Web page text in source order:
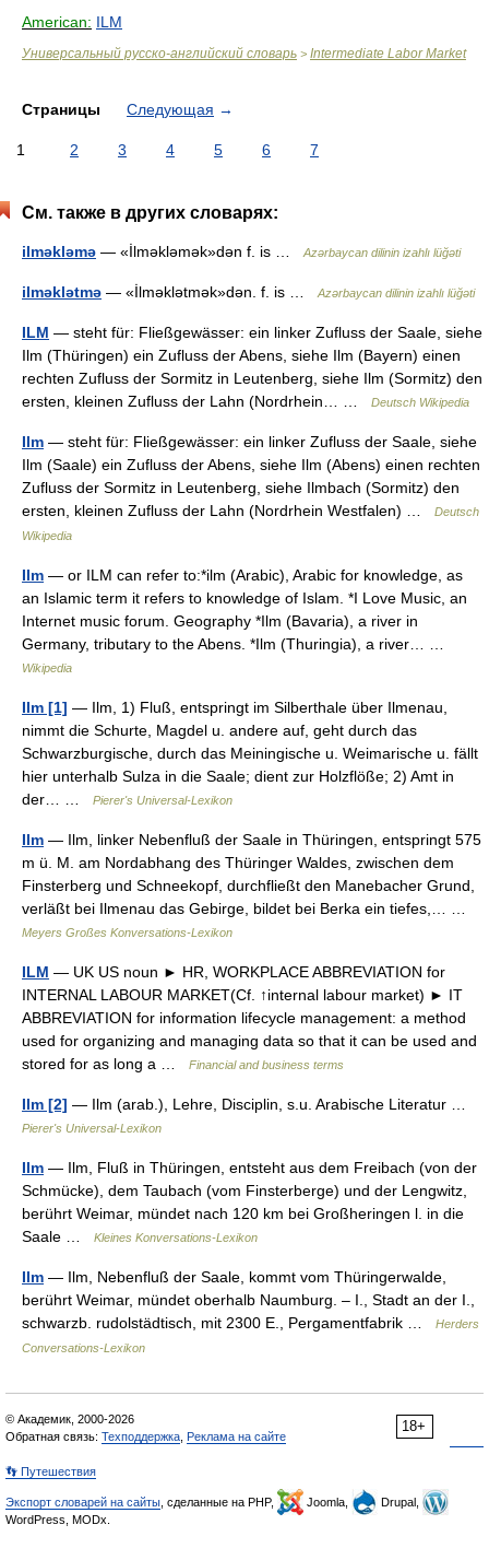
American: ILM
Универсальный русско-английский словарь > Intermediate Labor Market
Страницы Следующая →
1 2 3 4 5 6 7
См. также в других словарях:
ilməkləmə — «İlməkləmək»dən f. is … Azərbaycan dilinin izahlı lüğəti
ilməklətmə — «İlməklətmək»dən. f. is … Azərbaycan dilinin izahlı lüğəti
ILM — steht für: Fließgewässer: ein linker Zufluss der Saale, siehe
Ilm (Thüringen) ein Zufluss der Abens, siehe Ilm (Bayern) einen
rechten Zufluss der Sormitz in Leutenberg, siehe Ilm (Sormitz) den
ersten, kleinen Zufluss der Lahn (Nordrhein… …
Deutsch Wikipedia
Ilm — steht für: Fließgewässer: ein linker Zufluss der Saale, siehe
Ilm (Saale) ein Zufluss der Abens, siehe Ilm (Abens) einen rechten
Zufluss der Sormitz in Leutenberg, siehe Ilmbach (Sormitz) den
ersten, kleinen Zufluss der Lahn (Nordrhein Westfalen) …
Deutsch
Wikipedia
Ilm — or ILM can refer to:*ilm (Arabic), Arabic for knowledge, as
an Islamic term it refers to knowledge of Islam. *I Love Music, an
Internet music forum. Geography *Ilm (Bavaria), a river in
Germany, tributary to the Abens. *Ilm (Thuringia), a river… …
Wikipedia
Ilm [1] — Ilm, 1) Fluß, entspringt im Silberthale über Ilmenau,
nimmt die Schurte, Magdel u. andere auf, geht durch das
Schwarzburgische, durch das Meiningische u. Weimarische u. fällt
hier unterhalb Sulza in die Saale; dient zur Holzflöße; 2) Amt in
der… …
Pierer's Universal-Lexikon
Ilm — Ilm, linker Nebenfluß der Saale in Thüringen, entspringt 575
m ü. M. am Nordabhang des Thüringer Waldes, zwischen dem
Finsterberg und Schneekopf, durchfließt den Manebacher Grund,
verläßt bei Ilmenau das Gebirge, bildet bei Berka ein tiefes,… …
Meyers Großes Konversations-Lexikon
ILM — UK US noun ► HR, WORKPLACE ABBREVIATION for
INTERNAL LABOUR MARKET(Cf. ↑internal labour market) ► IT
ABBREVIATION for information lifecycle management: a method
used for organizing and managing data so that it can be used and
stored for as long a …
Financial and business terms
Ilm [2] — Ilm (arab.), Lehre, Disciplin, s.u. Arabische Literatur …
Pierer's Universal-Lexikon
Ilm — Ilm, Fluß in Thüringen, entsteht aus dem Freibach (von der
Schmücke), dem Taubach (vom Finsterberge) und der Lengwitz,
berührt Weimar, mündet nach 120 km bei Großheringen l. in die
Saale …
Kleines Konversations-Lexikon
Ilm — Ilm, Nebenfluß der Saale, kommt vom Thüringerwalde,
berührt Weimar, mündet oberhalb Naumburg. – I., Stadt an der I.,
schwarzb. rudolstädtisch, mit 2300 E., Pergamentfabrik …
Herders
Conversations-Lexikon
18+
© Академик, 2000-2026
Обратная связь: Техподдержка Реклама на сайте
👣 Путешествия
Экспорт словарей на сайты , сделанные на PHP, Joomla,
Drupal,
WordPress, MODx.